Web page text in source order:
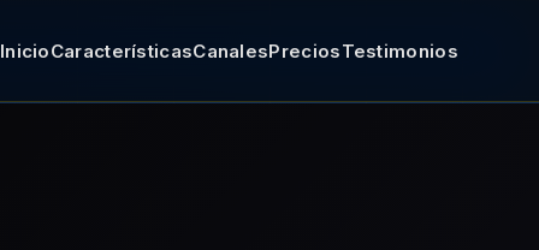
InicioCaracterísticasCanalesPreciosTestimonios